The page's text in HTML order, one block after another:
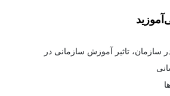
سازمان، تاثیر آموزش سازمانی در